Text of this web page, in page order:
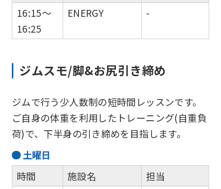
16:15～
16:25
ENERGY
-
ジムスモ/脚&お尻引き締め
ジムで行う少人数制の短時間レッスンです。
ご自身の体重を利用したトレーニング(自重負
荷)で、下半身の引き締めを目指します。
土曜日
時間
施設名
担当